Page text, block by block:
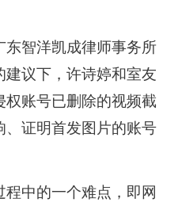
东智洋凯成律师事务所
议下，许诗婷和室友
账号已删除的视频截
、证明首发图片的账号
中的一个难点，即网